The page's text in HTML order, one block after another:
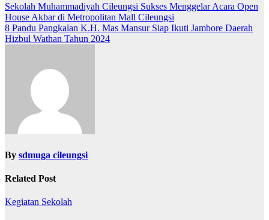
Post
navigation
Sekolah Muhammadiyah Cileungsi Sukses Menggelar Acara Open
House Akbar di Metropolitan Mall Cileungsi
8 Pandu Pangkalan K.H. Mas Mansur Siap Ikuti Jambore Daerah
Hizbul Wathan Tahun 2024
By sdmuga cileungsi
Related Post
Kegiatan Sekolah